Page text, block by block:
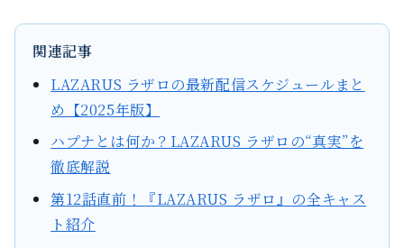
関連記事
LAZARUS ラザロの最新配信スケジュールまと
め【2025年版】
ハプナとは何か？LAZARUS ラザロの“真実”を
徹底解説
第12話直前！『LAZARUS ラザロ』の全キャス
ト紹介